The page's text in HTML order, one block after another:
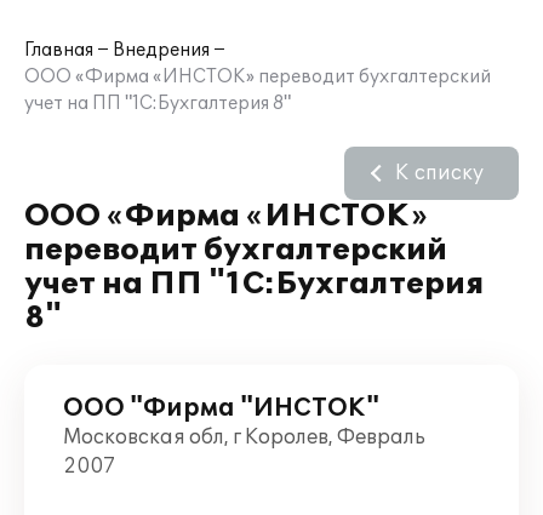
Главная
Внедрения
ООО «Фирма «ИНСТОК» переводит бухгалтерский
учет на ПП "1С:Бухгалтерия 8"
ООО «Фирма «ИНСТОК»
переводит бухгалтерский
учет на ПП "1С:Бухгалтерия
8"
К списку
ООО "Фирма "ИНСТОК"
Московская обл, г Королев, Февраль
2007